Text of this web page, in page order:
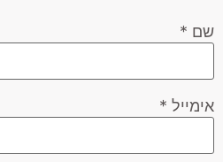
שם *
אימייל *